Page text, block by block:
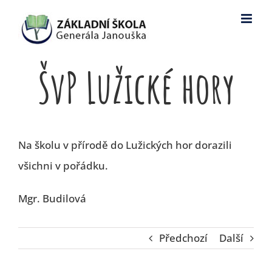
ŠvP Lužické hory
Předchozí Další
Na školu v přírodě do Lužických hor dorazili
všichni v pořádku.
Mgr. Budilová